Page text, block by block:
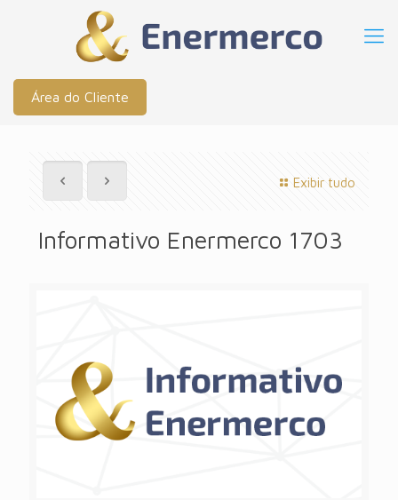
Área do Cliente
Exibir tudo
Informativo Enermerco 1703